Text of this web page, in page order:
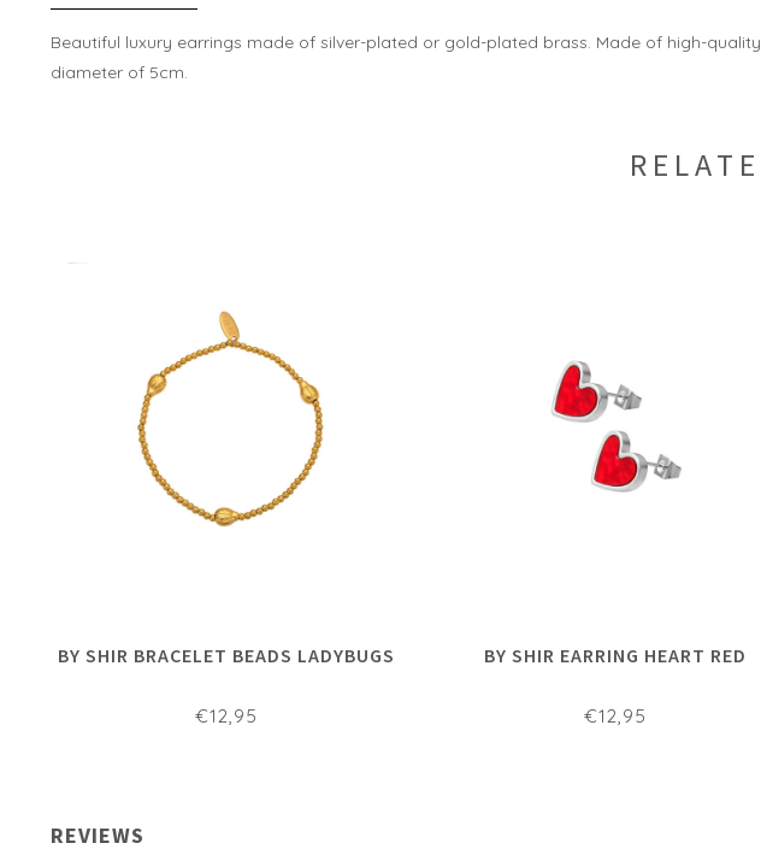
Beautiful luxury earrings made of silver-plated or gold-plated brass. Made of high-
diameter of 5cm.
BY SHIR BRACELET BEADS LADYBUGS
€12,95
BY SHIR EARRING HEART RED
€12,95
REVIEWS